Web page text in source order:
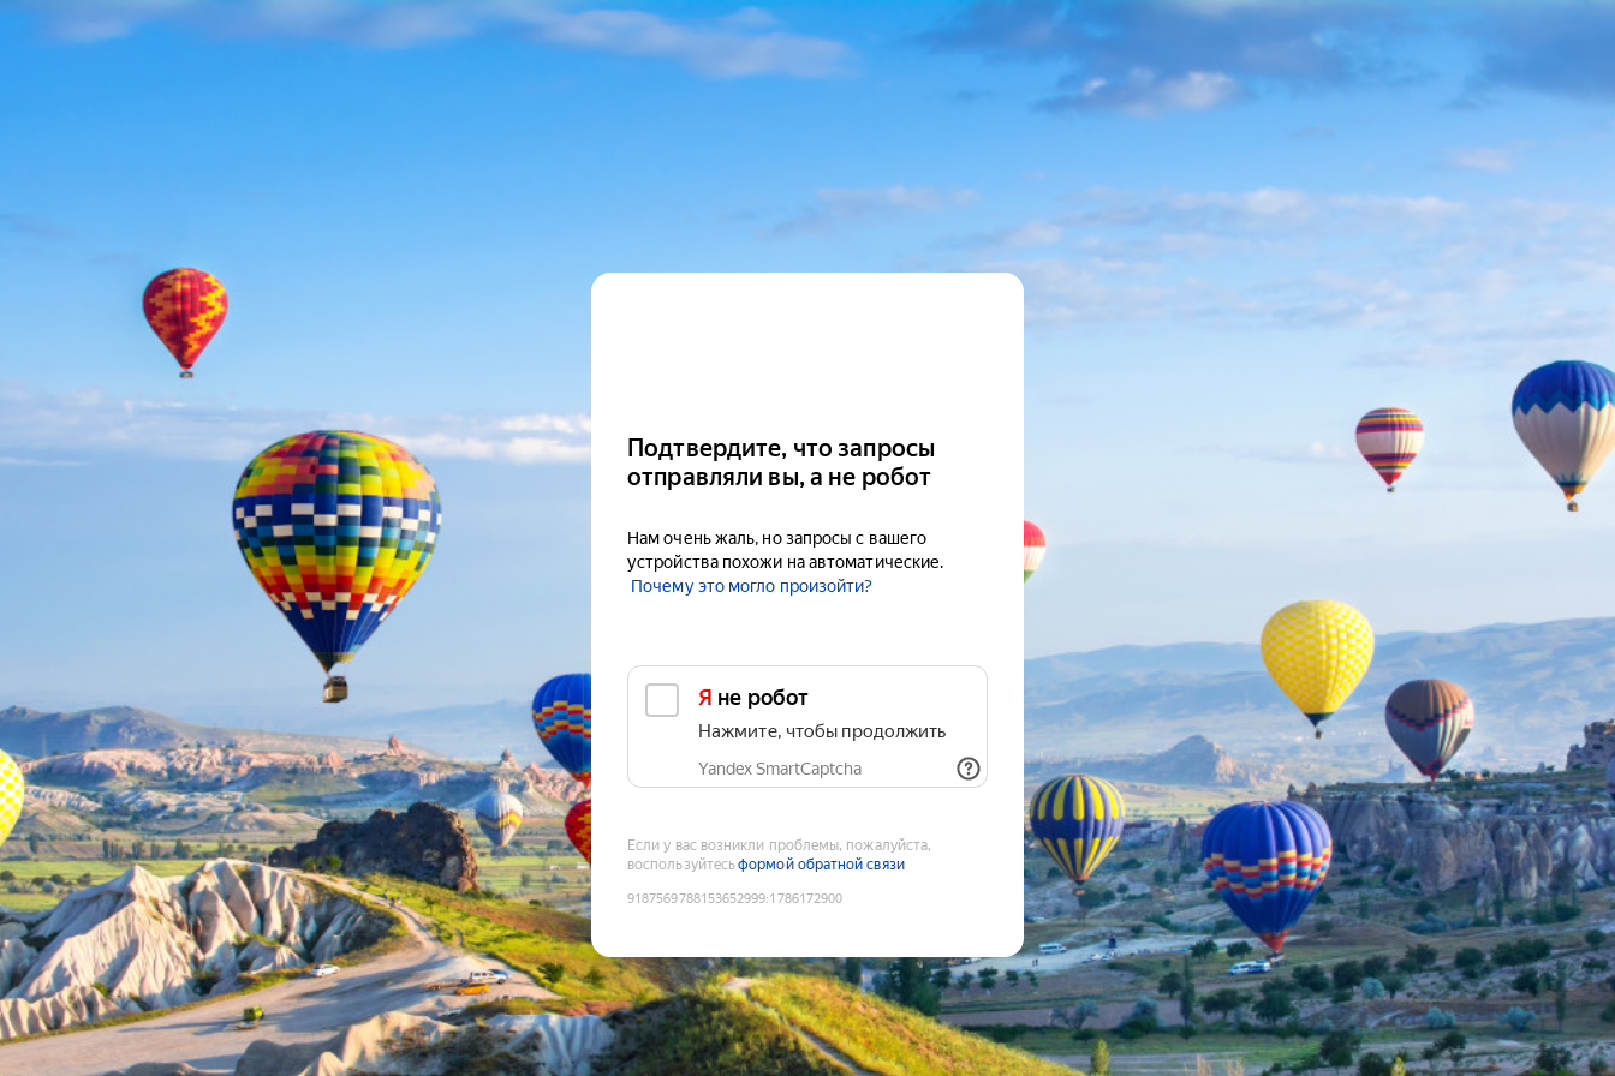
Подтвердите, что запросы
отправляли вы, а не робот
Нам очень жаль, но запросы с вашего
устройства похожи на автоматические.
Почему это могло произойти?
Я не робот
Нажмите, чтобы продолжить
Yandex SmartCaptcha
Если у вас возникли проблемы, пожалуйста,
воспользуйтесьформой обратной связи
9187569788153652999:1786172900